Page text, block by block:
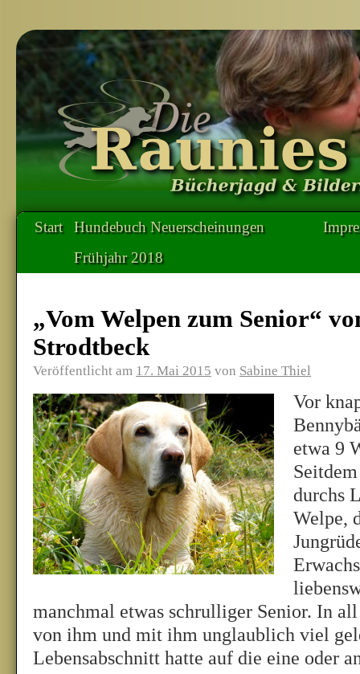
Start
Hundebuch Neuerscheinungen
Frühjahr 2018
„Vom Welpen zum Senior“
Strodtbeck
Veröffentlicht am 17. Mai 2015 von Sabine Thiel
Vor
etwa 9
durchs
Welpe,
manchmal etwas schrulliger Senior. In
von ihm und mit ihm unglaublich viel
Lebensabschnitt hatte auf die eine oder